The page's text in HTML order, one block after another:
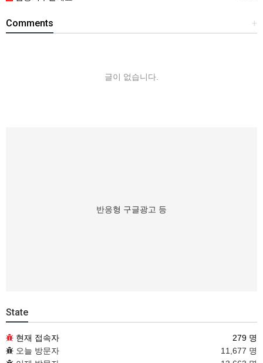
+
Comments
글이 없습니다.
반응형 구글광고 등
State
현재 접속자
279 명
오늘 방문자
11,677 명